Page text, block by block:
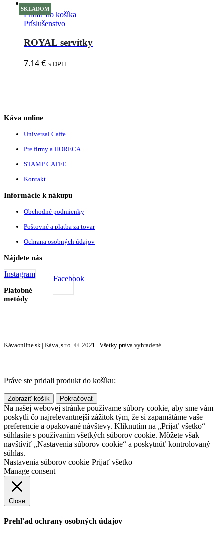
SKLADOM
Pridať do košíka
Príslušenstvo
ROYAL servítky
7.14€ s DPH
Káva online
Universal Caffe
Pre firmy a HORECA
STAMP CAFFE
Kontakt
Informácie k nákupu
Obchodné podmienky
Poštovné a platba za tovar
Ochrana osobných údajov
Nájdete nás
Facebook
Instagram
Platobné
metódy
Kávaonline.sk | Káva, s.r.o. © 2021. Všetky práva vyhradené
Práve ste pridali produkt do košíku:
Zobraziť košík Pokračovať
Na našej webovej stránke používame súbory cookie, aby sme vám
poskytli čo najrelevantnejší zážitok tým, že si zapamätáme vaše
preferencie a opakované návštevy. Kliknutím na „Prijať všetko“
súhlasíte s používaním všetkých súborov cookie. Môžete však
navštíviť „Nastavenia súborov cookie“ a poskytnúť kontrolovaný
súhlas.
Nastavenia súborov cookie Prijať všetko
Manage consent
Close
Prehľad ochrany osobných údajov